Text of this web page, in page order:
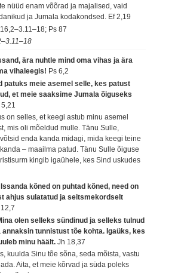
nüüd enam võõrad ja majalised, vaid
ja Jumala kodakondsed. Ef 2,19
Ps 87
ära nuhtle mind oma vihas ja ära
vihaleegis! Ps 6,2
patuks meie asemel selle, kes patust
et meie saaksime Jumala õiguseks
on selles, et keegi astub minu asemel
mis oli mõeldud mulle. Tänu Sulle,
enda kanda midagi, mida keegi teine
– maailma patud. Tänu Sulle õiguse
kingib igaühele, kes Sind uskudes
Issanda kõned on puhtad kõned, need on
ahjus sulatatud ja seitsmekordselt
olen selleks sündinud ja selleks tulnud
annaksin tunnistust tõe kohta. Igaüks, kes
minu häält.Jh 18,37
kuulda Sinu tõe sõna, seda mõista, vastu
Aita, et meie kõrvad ja süda poleks